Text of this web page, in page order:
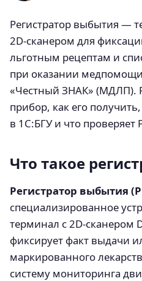
Регистратор выбытия —
2D-сканером для
льготным рецептам и
при оказании
«Честный ЗНАК» (МДЛП).
прибор, как его
в 1С:БГУ и что проверяет
Что такое
Регистратор выбытия
специализированное
терминал с 2D-сканером
фиксирует факт выдачи
маркированного
систему мониторинга